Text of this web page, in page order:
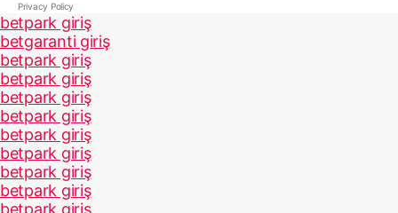
Privacy Policy
betpark giriş
betgaranti giriş
betpark giriş
betpark giriş
betpark giriş
betpark giriş
betpark giriş
betpark giriş
betpark giriş
betpark giriş